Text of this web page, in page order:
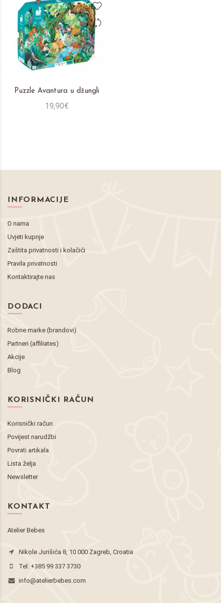
Puzzle Avantura u džungli
19,90€
INFORMACIJE
O nama
Uvjeti kupnje
Zaštita privatnosti i kolačići
Pravila privatnosti
Kontaktirajte nas
DODACI
Robne marke (brandovi)
Partneri (affiliates)
Akcije
Blog
KORISNIČKI RAČUN
Korisnički račun
Povijest narudžbi
Povrati artikala
Lista želja
Newsletter
KONTAKT
Atelier Bebes
Nikole Jurišića 8, 10 000 Zagreb, Croatia
Tel: +385 99 337 3730
info@atelierbebes.com